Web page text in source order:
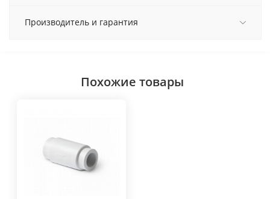
Производитель и гарантия
Похожие товары